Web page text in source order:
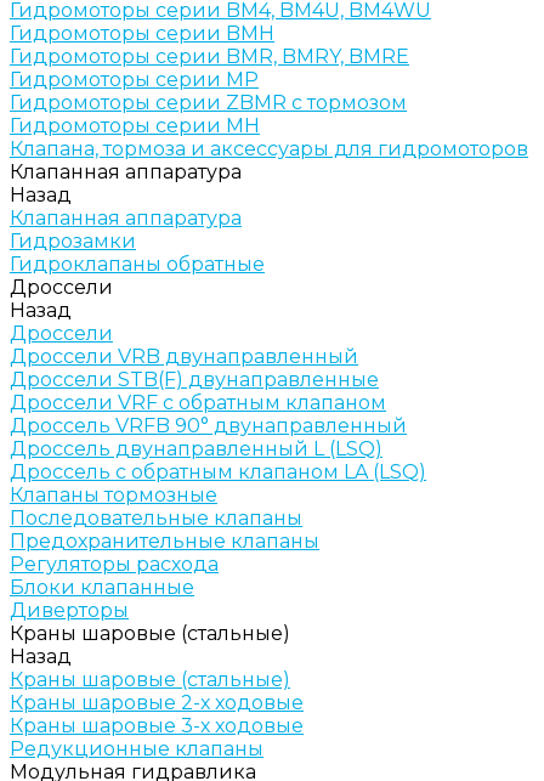
Гидромоторы серии BМ4, BM4U, BМ4WU
Гидромоторы серии BМH
Гидромоторы серии BМR, BMRY, BМRE
Гидромоторы серии MP
Гидромоторы серии ZBMR с тормозом
Гидромоторы серии МH
Клапана, тормоза и аксессуары для гидромоторов
Клапанная аппаратура
Назад
Клапанная аппаратура
Гидрозамки
Гидроклапаны обратные
Дроссели
Назад
Дроссели
Дроссели VRB двунаправленный
Дроссели STB(F) двунаправленные
Дроссели VRF с обратным клапаном
Дроссель VRFB 90° двунаправленный
Дроссель двунаправленный L (LSQ)
Дроссель с обратным клапаном LA (LSQ)
Клапаны тормозные
Последовательные клапаны
Предохранительные клапаны
Регуляторы расхода
Блоки клапанные
Диверторы
Краны шаровые (стальные)
Назад
Краны шаровые (стальные)
Краны шаровые 2-х ходовые
Краны шаровые 3-х ходовые
Редукционные клапаны
Модульная гидравлика